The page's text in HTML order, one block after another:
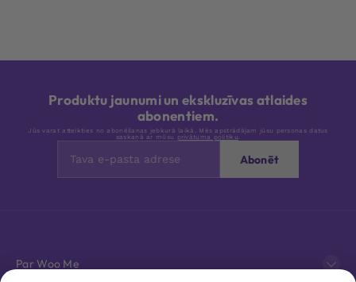
Produktu jaunumi un ekskluzīvas atlaides
abonentiem.
Jūs varat atteikties no abonēšanas jebkurā laikā. Mēs apstrādājam jūsu personas datus
saskaņā ar mūsu
privātuma politiku .
Abonēt
Par Woo Me